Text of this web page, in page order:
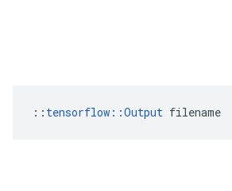
:: tensorflow::Output filename